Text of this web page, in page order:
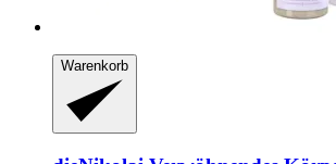
Warenkorb